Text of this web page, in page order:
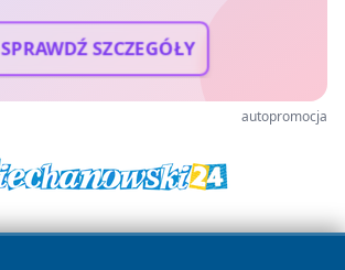
SPRAWDŹ SZCZEGÓŁY
autopromocja